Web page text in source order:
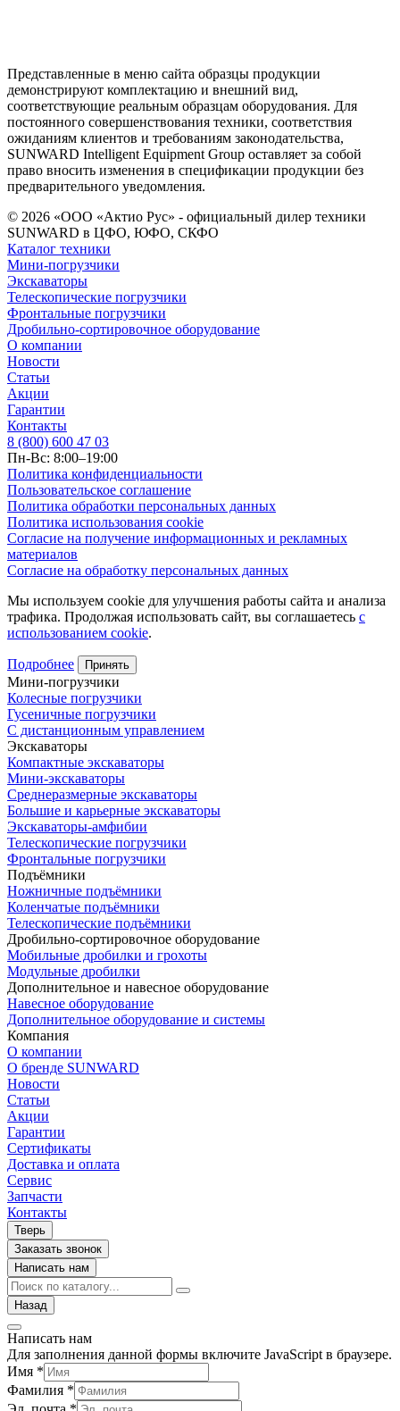
Представленные в меню сайта образцы продукции
демонстрируют комплектацию и внешний вид,
соответствующие реальным образцам оборудования. Для
постоянного совершенствования техники, соответствия
ожиданиям клиентов и требованиям законодательства,
SUNWARD Intelligent Equipment Group оставляет за собой
право вносить изменения в спецификации продукции без
предварительного уведомления.
© 2026 «ООО «Актио Рус» - официальный дилер техники
SUNWARD в ЦФО, ЮФО, СКФО
Каталог техники
Мини-погрузчики
Экскаваторы
Телескопические погрузчики
Фронтальные погрузчики
Дробильно-сортировочное оборудование
О компании
Новости
Статьи
Акции
Гарантии
Контакты
8 (800) 600 47 03
Пн-Вс: 8:00–19:00
Политика конфиденциальности
Пользовательское соглашение
Политика обработки персональных данных
Политика использования cookie
Согласие на получение информационных и рекламных
материалов
Согласие на обработку персональных данных
Мы используем cookie для улучшения работы сайта и анализа
трафика. Продолжая использовать сайт, вы соглашаетесь с
использованием cookie.
Подробнее Принять
Мини-погрузчики
Колесные погрузчики
Гусеничные погрузчики
С дистанционным управлением
Экскаваторы
Компактные экскаваторы
Мини-экскаваторы
Среднеразмерные экскаваторы
Большие и карьерные экскаваторы
Экскаваторы-амфибии
Телескопические погрузчики
Фронтальные погрузчики
Подъёмники
Ножничные подъёмники
Коленчатые подъёмники
Телескопические подъёмники
Дробильно-сортировочное оборудование
Мобильные дробилки и грохоты
Модульные дробилки
Дополнительное и навесное оборудование
Навесное оборудование
Дополнительное оборудование и системы
Компания
О компании
О бренде SUNWARD
Новости
Статьи
Акции
Гарантии
Сертификаты
Доставка и оплата
Сервис
Запчасти
Контакты
Тверь
Заказать звонок
Написать нам
Назад
Написать нам
Для заполнения данной формы включите JavaScript в браузере.
Имя *
Фамилия *